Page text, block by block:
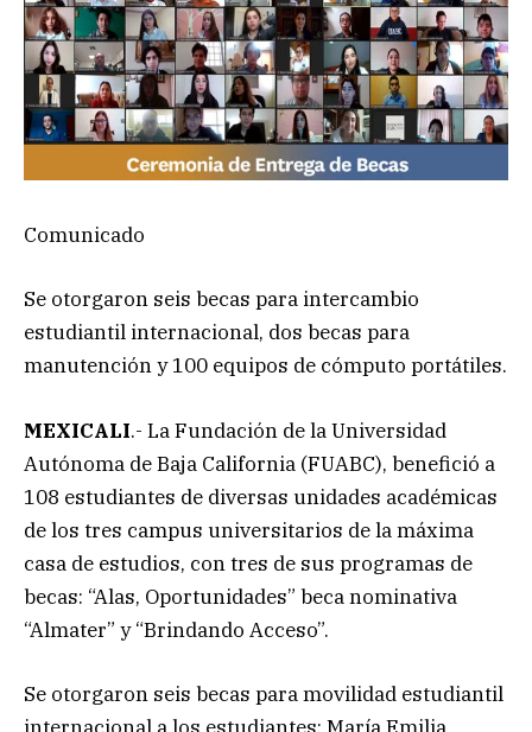
Comunicado
Se otorgaron seis becas para intercambio
estudiantil internacional, dos becas para
manutención y 100 equipos de cómputo portátiles.
MEXICALI.- La Fundación de la Universidad
Autónoma de Baja California (FUABC), benefició a
108 estudiantes de diversas unidades académicas
de los tres campus universitarios de la máxima
casa de estudios, con tres de sus programas de
becas: “Alas, Oportunidades” beca nominativa
“Almater” y “Brindando Acceso”.
Se otorgaron seis becas para movilidad estudiantil